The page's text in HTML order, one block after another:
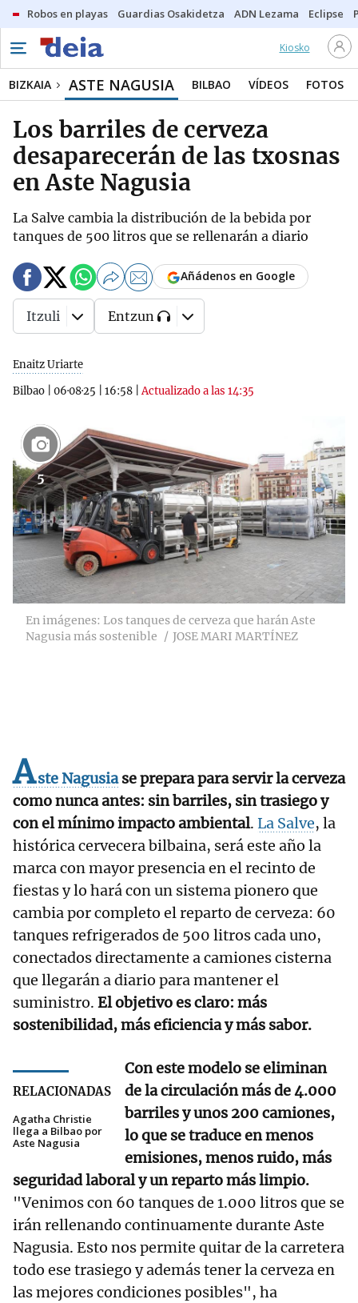
Robos en playas Guardias Osakidetza ADN Lezama Eclipse
Kiosko
BIZKAIA ASTE NAGUSIA BILBAO VÍDEOS FOTOS
Los barriles de cerveza
desaparecerán de las txosnas
en Aste Nagusia
La Salve cambia la distribución de la bebida por
tanques de 500 litros que se rellenarán a diario
Enaitz Uriarte
Bilbao
06·08·25 16:58 |Actualizado a las 14:35
Añádenos en Google
Itzuli Entzun
5
En imágenes: Los tanques de cerveza que harán Aste
Nagusia más sostenible
JOSE MARI MARTÍNEZ
Aste Nagusiase prepara para servir la cerveza
como nunca antes: sin barriles, sin trasiego y
con el mínimo impacto ambiental. La Salve, la
histórica cervecera bilbaina, será este año la
marca con mayor presencia en el recinto de
fiestas y lo hará con un sistema pionero que
cambia por completo el reparto de cerveza: 60
tanques refrigerados de 500 litros cada uno,
conectados directamente a camiones cisterna
que llegarán a diario para mantener el
suministro. El objetivo es claro: más
sostenibilidad, más eficiencia y más sabor.
RELACIONADAS
Agatha Christie
llega a Bilbao por
Aste Nagusia
Con este modelo se eliminan
de la circulación más de 4.000
barriles y unos 200 camiones,
lo que se traduce en menos
emisiones, menos ruido, más
seguridad laboral y un reparto más limpio.
"Venimos con 60 tanques de 1.000 litros que se
irán rellenando continuamente durante Aste
Nagusia. Esto nos permite quitar de la carretera
todo ese trasiego y además tener la cerveza en
las mejores condiciones posibles", ha